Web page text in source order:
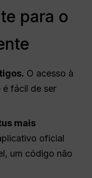
para o
O acesso à
é fácil de ser
mais
oficial
um código não